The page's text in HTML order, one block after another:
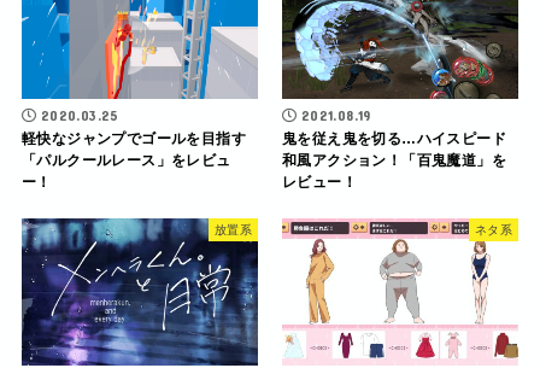
2020.03.25
軽快なジャンプでゴールを目指す
「パルクールレース」をレビュ
ー！
2021.08.19
鬼を従え鬼を切る…ハイスピード
和風アクション！「百鬼魔道」を
レビュー！
放置系 ネタ系